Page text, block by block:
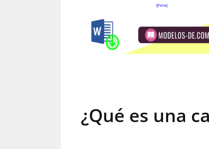
¿Qué es una